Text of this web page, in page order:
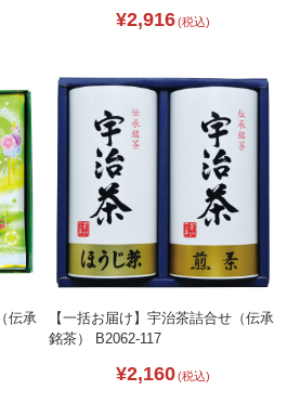
¥2,916(税込)
伝承
【一括お届け】宇治茶詰合せ（伝承
銘茶） B2062-117
¥2,160(税込)